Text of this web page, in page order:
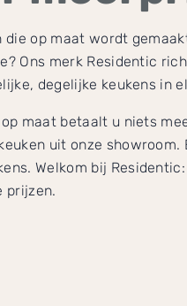
die op maat wordt
Ons merk Residentic
degelijke keukens in
maat betaalt u niets
uit onze showroom.
Welkom bij
prijzen.